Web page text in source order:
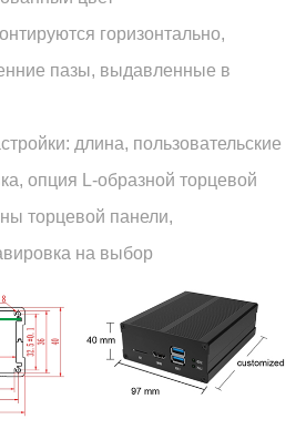
горизонтально,
пазы, выдавленные в
длина, пользовательские
опция L-образной торцевой
торцевой панели,
на выбор